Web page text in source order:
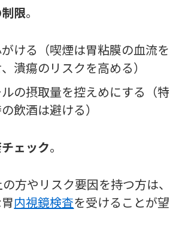
限。
ける（喫煙は胃粘膜の血流を
潰瘍のリスクを高める）
の摂取量を控えめにする（特
飲酒は避ける）
ェック。
方やリスク要因を持つ方は、
内視鏡検査を受けることが望